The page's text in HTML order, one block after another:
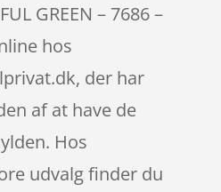
GREEN – 7686 –
hos
der har
af at have de
Hos
udvalg finder du